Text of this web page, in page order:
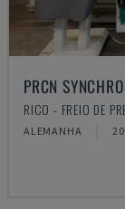
PRCN
RICO - FREIO DE
ALEMANHA